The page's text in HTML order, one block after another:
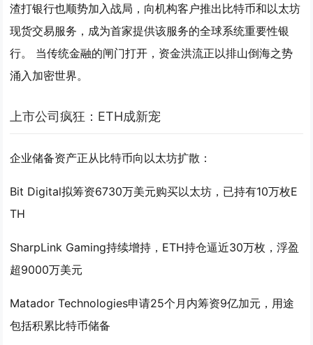
渣打银行也顺势加入战局，向机构客户推出比特币和以太坊
现货交易服务，成为首家提供该服务的全球系统重要性银
行。 当传统金融的闸门打开，资金洪流正以排山倒海之势
涌入加密世界。
上市公司疯狂：ETH成新宠
企业储备资产正从比特币向以太坊扩散：
Bit Digital拟筹资6730万美元购买以太坊，已持有10万枚E
TH
SharpLink Gaming持续增持，ETH持仓逼近30万枚，浮盈
超9000万美元
Matador Technologies申请25个月内筹资9亿加元，用途
包括积累比特币储备